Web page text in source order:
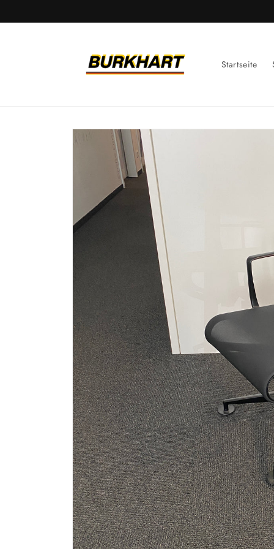
Inhalt
Startseite
Zu
Produktinformationen